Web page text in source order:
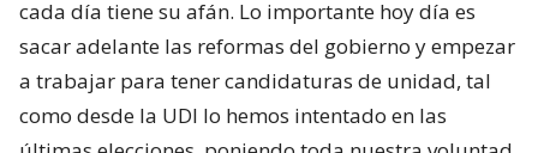
cada día tiene su afán. Lo importante hoy día es
sacar adelante las reformas del gobierno y empezar
a trabajar para tener candidaturas de unidad, tal
como desde la UDI lo hemos intentado en las